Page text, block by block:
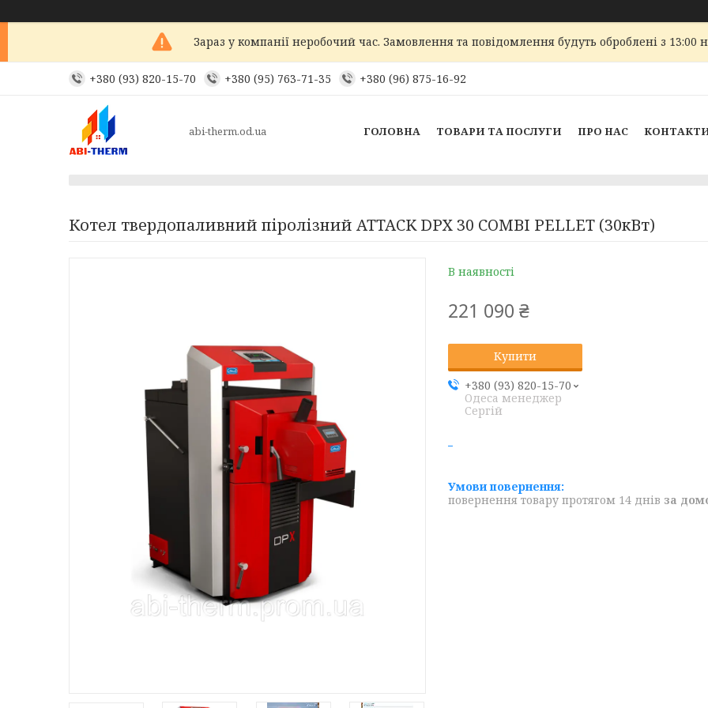
Зараз у компанії неробочий час. Замовлення та повідомлення будуть оброблені з 13:00
+380 (93) 820-15-70 +380 (95) 763-71-35 +380 (96) 875-16-92
abi-therm.od.ua ГОЛОВНА ТОВАРИ ТА ПОСЛУГИ ПРО НАС
Котел твердопаливний піролізний ATTACK DPX 30 COMBI PELLET (30кВт)
В наявності
221 090 ₴
Купити
+380 (93) 820-15-70
Одеса менеджер
Сергій
повернення товару протягом 14 днів за